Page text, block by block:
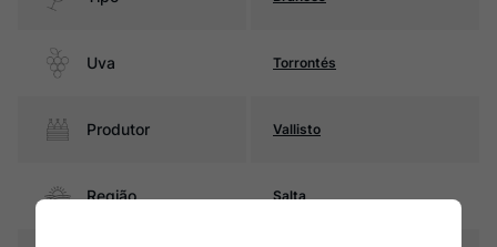
Uva Torrontés
Produtor Vallisto
Região Salta